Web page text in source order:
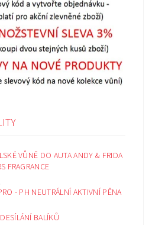
VŮNĚ DO AUTA ANDY & FRIDA
FRAGRANCE
- PH NEUTRÁLNÍ AKTIVNÍ PĚNA
BALÍKŮ